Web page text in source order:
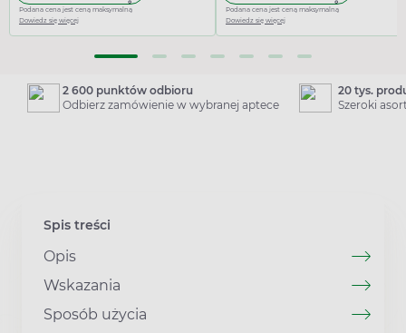
Podana cena jest ceną maksymalną
Dowiedz się więcej
Podana cena jest ceną maksymalną
Dowiedz się więcej
2 600 punktów odbioru
Odbierz zamówienie w wybranej aptece
20 tys.
Szeroki
Spis treści
Opis
Wskazania
Sposób użycia